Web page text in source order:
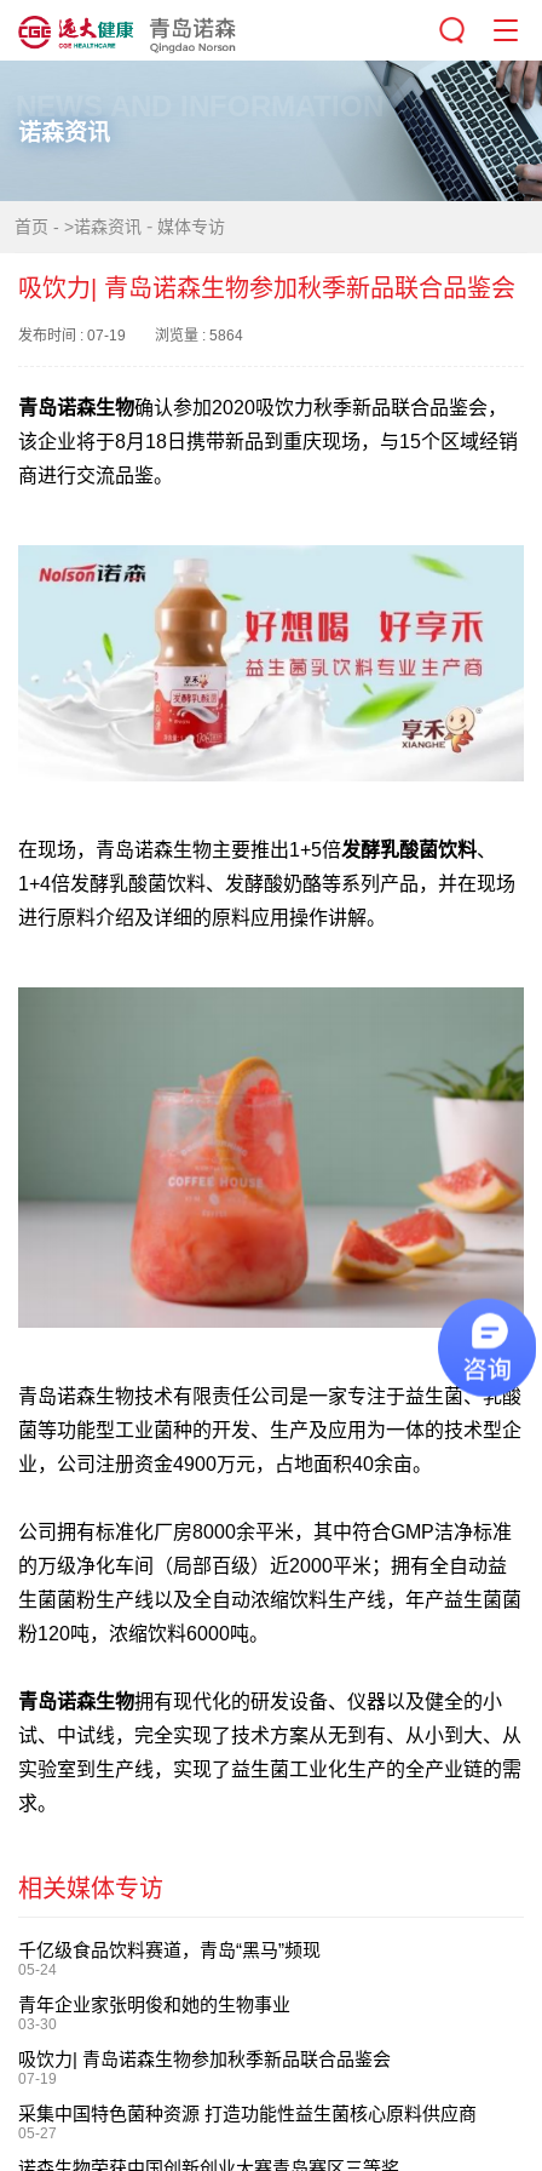
NEWS AND INFORMATION
诺森资讯
首页 - >诺森资讯 - 媒体专访
吸饮力| 青岛诺森生物参加秋季新品联合品鉴会
发布时间 : 07-19 浏览量 : 5864
青岛诺森生物确认参加2020吸饮力秋季新品联合品鉴会，
该企业将于8月18日携带新品到重庆现场，与15个区域经销
商进行交流品鉴。
在现场， 青岛诺森生物主要推出1+5倍发酵乳酸菌饮料、
1+4倍发酵乳酸菌饮料、发酵酸奶酪等系列产品，并在现场
进行原料介绍及详细的原料应用操作讲解。
青岛诺森生物技术有限责任公司是一家专注于益生菌、乳酸
菌等功能型工业菌种的开发、生产及应用为一体的技术型企
业，公司注册资金4900万元，占地面积40余亩。
公司拥有标准化厂房8000余平米，其中符合GMP洁净标准
的万级净化车间（局部百级）近2000平米；拥有全自动益
生菌菌粉生产线以及全自动浓缩饮料生产线，年产益生菌菌
粉120吨，浓缩饮料6000吨。
青岛诺森生物拥有现代化的研发设备、仪器以及健全的小
试、中试线，完全实现了技术方案从无到有、从小到大、从
实验室到生产线，实现了益生菌工业化生产的全产业链的需
求。
相关媒体专访
千亿级食品饮料赛道，青岛“黑马”频现
05-24
青年企业家张明俊和她的生物事业
03-30
吸饮力| 青岛诺森生物参加秋季新品联合品鉴会
07-19
采集中国特色菌种资源 打造功能性益生菌核心原料供应商
05-27